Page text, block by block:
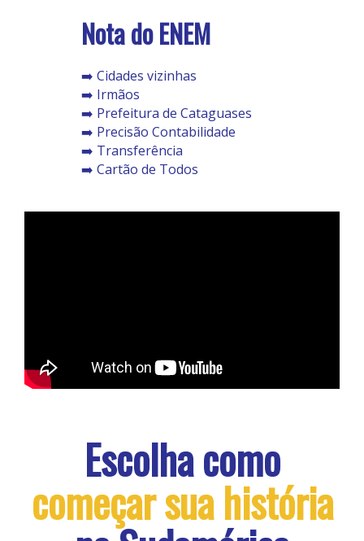
Nota do ENEM
➡️ Cidades vizinhas
➡️ Irmãos
➡️ Prefeitura de Cataguases
➡️ Precisão Contabilidade
➡️ Transferência
➡️ Cartão de Todos
Escolha como
começar sua história